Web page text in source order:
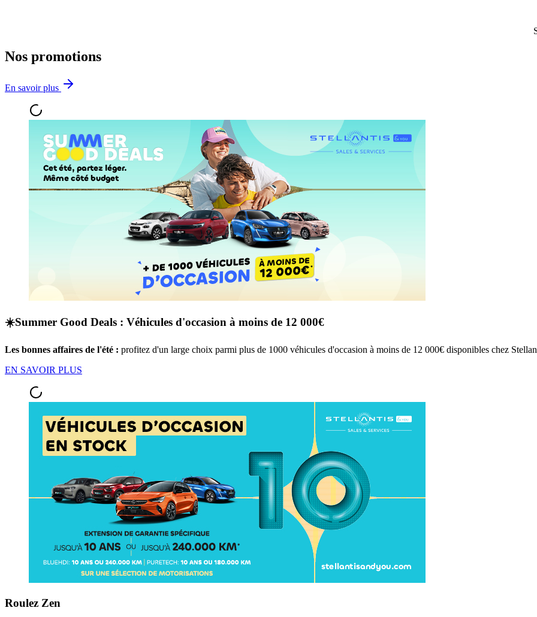
Service client du
Nos promotions
En savoir plus
☀️Summer Good Deals : Véhicules d'occasion à moins de 12 000€
Les bonnes affaires de l'été : profitez d'un large choix parmi plus de 1000 véhicules d'occasion à moins de 12 000€ disponibles chez
EN SAVOIR PLUS
Roulez Zen